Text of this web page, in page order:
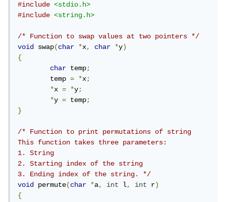
#include
<stdio.h>
#include
<string.h>
/* Function to swap values at two pointers */
void swap(char *x, char *y)
{
char temp;
	temp
= *x;
*x = *y;
*y = temp;
}
/* Function to print permutations of string
This function takes three parameters:
1. String
2. Starting index of the string
3. Ending index of the string. */
void permute(char *a, int l, int r)
{